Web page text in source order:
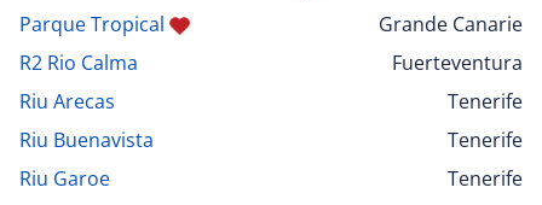
Parque Tropical
Grande Canarie
R2 Rio Calma
Fuerteventura
Riu Arecas
Tenerife
Riu Buenavista
Tenerife
Riu Garoe
Tenerife